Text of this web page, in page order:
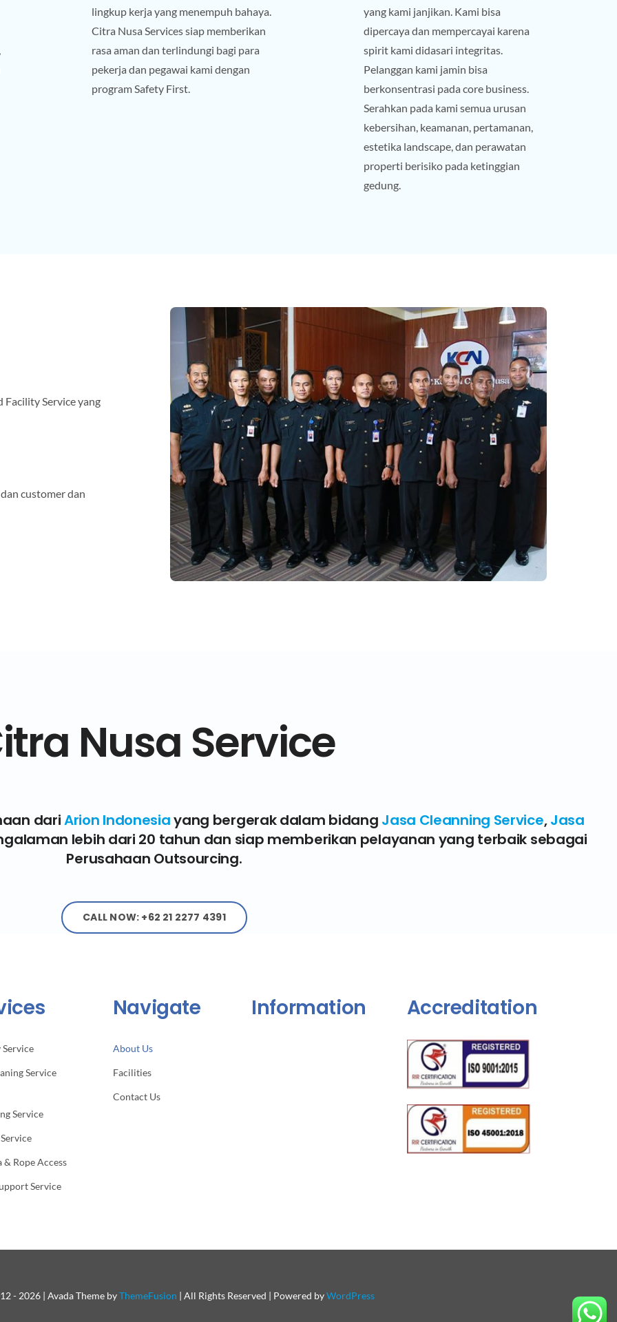
lingkup kerja yang menempuh bahaya.
Citra Nusa Services siap memberikan
rasa aman dan terlindungi bagi para
pekerja dan pegawai kami dengan
program Safety First.
yang kami janjikan. Kami bisa
dipercaya dan mempercayai karena
spirit kami didasari integritas.
Pelanggan kami jamin bisa
berkonsentrasi pada core business.
Serahkan pada kami semua urusan
kebersihan, keamanan, pertamanan,
estetika landscape, dan perawatan
properti berisiko pada ketinggian
gedung.
Facility Service yang
customer dan
Nusa Service
dariArion Indonesiayang bergerak dalam bidang Jasa Cleanning Service,Jasa
lebih dari 20 tahun dan siap memberikan pelayanan yang terbaik sebagai
Perusahaan Outsourcing.
CALL NOW: +62 21 2277 4391
Service
Service
& Rope Access
Service
Navigate
About Us
Facilities
Contact Us
Information Accreditation
- 2026 | Avada Theme byThemeFusion | All Rights Reserved | Powered byWordPress